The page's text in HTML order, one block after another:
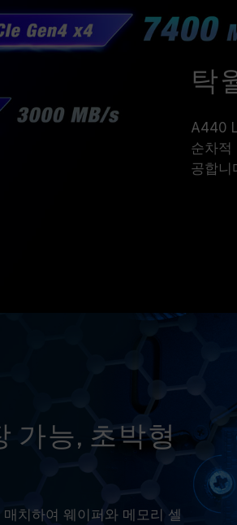
탁
A440
순차적
공합니
가능, 초박형
치하여 웨이퍼와 메모리 셀